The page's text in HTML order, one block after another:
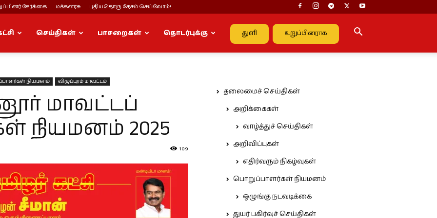
சேர்க்கை மக்களரசு புதியதொரு தேசம் செய்வோம்!
துளி உறுப்பினராக
செய்திகள் பாசறைகள் தொடர்புக்கு
நியமனம் விழுப்புரம் மாவட்டம்
மாவட்டப்
நியமனம் 2025
109
தலைமைச் செய்திகள்
அறிக்கைகள்
வாழ்த்துச் செய்திகள்
அறிவிப்புகள்
எதிர்வரும் நிகழ்வுகள்
பொறுப்பாளர்கள் நியமனம்
ஒழுங்கு நடவடிக்கை
துயர் பகிர்வுச் செய்திகள்